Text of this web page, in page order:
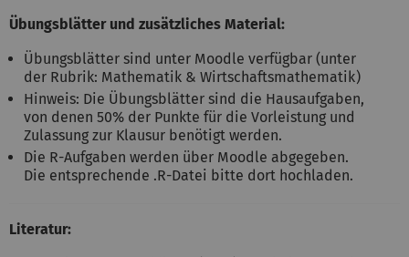
Übungsblätter und zusätzliches Material:
Übungsblätter sind unter Moodle verfügbar (unter
der Rubrik: Mathematik & Wirtschaftsmathematik)
Hinweis: Die Übungsblätter sind die Hausaufgaben,
von denen 50% der Punkte für die Vorleistung und
Zulassung zur Klausur benötigt werden.
Die R-Aufgaben werden über Moodle abgegeben.
Die entsprechende .R-Datei bitte dort hochladen.
Literatur: